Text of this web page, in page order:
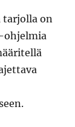
tarjolla on
ohjelmia